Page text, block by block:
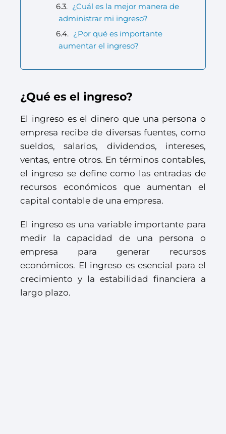
¿Cuál es la mejor manera de
administrar mi ingreso?
¿Por qué es importante
aumentar el ingreso?
¿Qué es el ingreso?
El ingreso es el dinero que una persona o
empresa recibe de diversas fuentes, como
sueldos, salarios, dividendos, intereses,
ventas, entre otros. En términos contables,
el ingreso se define como las entradas de
recursos económicos que aumentan el
capital contable de una empresa.
El ingreso es una variable importante para
medir la capacidad de una persona o
empresa para generar recursos
económicos. El ingreso es esencial para el
crecimiento y la estabilidad financiera a
largo plazo.